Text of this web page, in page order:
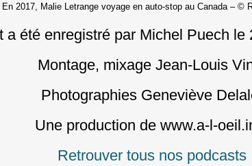
En 2017, Malie Letrange voyage en auto-stop au Canada – ©
a été enregistré par Michel Puech le
Montage, mixage Jean-Louis
Photographies Geneviève
Une production de www.a-l-
Retrouver tous nos podcasts